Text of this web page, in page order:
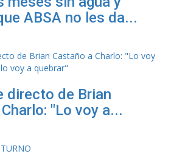
ABSA no les da...
directo de Brian
"Lo voy a...